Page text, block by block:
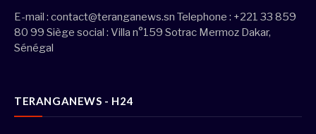
E-mail : contact@teranganews.sn Telephone : +221 33 859
80 99 Siège social : Villa n°159 Sotrac Mermoz Dakar,
Sénégal
TERANGANEWS - H24